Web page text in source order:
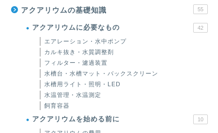
アクアリウムの基礎知識 55
アクアリウムに必要なもの 42
エアレーション・水中ポンプ
カルキ抜き・水質調整剤
フィルター・濾過装置
水槽台・水槽マット・バックスクリーン
水槽用ライト・照明・LED
水温管理・水温測定
飼育容器
アクアリウムを始める前に 10